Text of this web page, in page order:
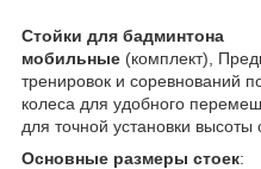
Стойки для бадминтона
мобильные (комплект),
тренировок и соревнований
колеса для удобного
для точной установки высоты
Основные размеры стоек: